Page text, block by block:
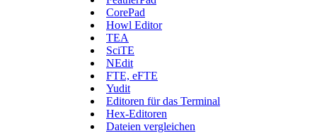
CorePad
Howl Editor
TEA
SciTE
NEdit
FTE, eFTE
Yudit
Editoren für das Terminal
Hex-Editoren
Dateien vergleichen